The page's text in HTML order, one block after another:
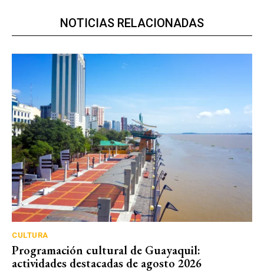
NOTICIAS RELACIONADAS
CULTURA
Programación cultural de Guayaquil:
actividades destacadas de agosto 2026